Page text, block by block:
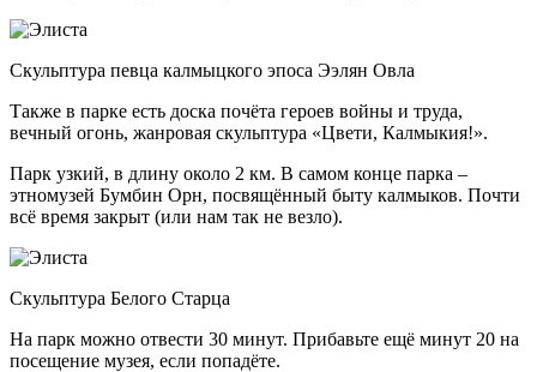
Скульптура певца калмыцкого эпоса Ээлян Овла
Также в парке есть доска почёта героев войны и труда,
вечный огонь, жанровая скульптура «Цвети, Калмыкия!».
Парк узкий, в длину около 2 км. В самом конце парка –
этномузей Бумбин Орн, посвящённый быту калмыков. Почти
всё время закрыт (или нам так не везло).
Скульптура Белого Старца
На парк можно отвести 30 минут. Прибавьте ещё минут 20 на
посещение музея, если попадёте.